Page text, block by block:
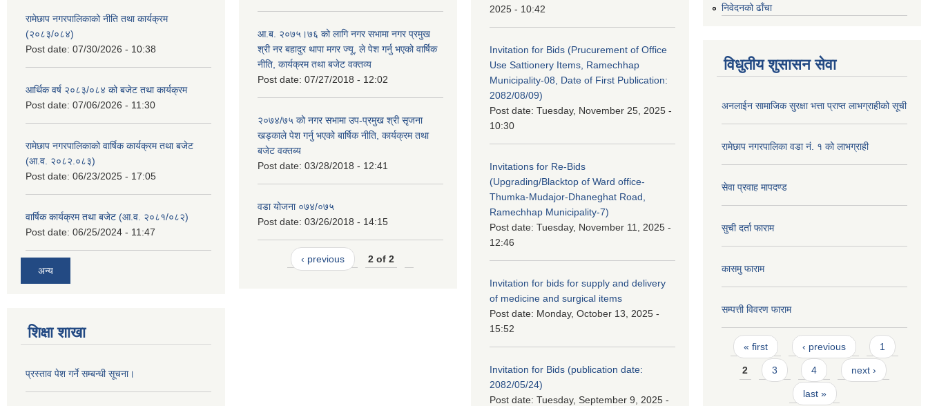
रामेछाप नगरपालिकाको नीति तथा कार्यक्रम
(२०८३/०८४)
Post date: 07/30/2026 - 10:38
आर्थिक वर्ष २०८३/०८४ को बजेट तथा कार्यक्रम
Post date: 07/06/2026 - 11:30
रामेछाप नगरपालिकाको वार्षिक कार्यक्रम तथा बजेट
(आ.व. २०८२.०८३)
Post date: 06/23/2025 - 17:05
वार्षिक कार्यक्रम तथा बजेट (आ.व. २०८१/०८२)
Post date: 06/25/2024 - 11:47
अन्य
शिक्षा शाखा
प्रस्ताव पेश गर्ने सम्बन्धी सूचना।
आ.ब. २०७५।७६ को लागि नगर सभामा नगर प्रमुख
श्री नर बहादुर थापा मगर ज्यू, ले पेश गर्नु भएको वार्षिक
नीति, कार्यक्रम तथा बजेट वक्तव्य
Post date: 07/27/2018 - 12:02
२०७४/७५ को नगर सभामा उप-प्रमुख श्री सृजना
खड्काले पेश गर्नु भएको बार्षिक नीति, कार्यक्रम तथा
बजेट वक्तब्य
Post date: 03/28/2018 - 12:41
वडा योजना ०७४/०७५
Post date: 03/26/2018 - 14:15
‹ previous 2 of 2
2025 - 10:42
Invitation for Bids (Prucurement of Office
Use Sattionery Items, Ramechhap
Municipality-08, Date of First Publication:
2082/08/09)
Post date: Tuesday, November 25, 2025 -
10:30
Invitations for Re-Bids
(Upgrading/Blacktop of Ward office-
Thumka-Mudajor-Dhaneghat Road,
Ramechhap Municipality-7)
Post date: Tuesday, November 11, 2025 -
12:46
Invitation for bids for supply and delivery
of medicine and surgical items
Post date: Monday, October 13, 2025 -
15:52
Invitation for Bids (publication date:
2082/05/24)
Post date: Tuesday, September 9, 2025 -
निवेदनको ढाँचा
विधुतीय शुसासन सेवा
अनलाईन सामाजिक सुरक्षा भत्ता प्राप्त लाभग्राहीको सूची
रामेछाप नगरपालिका वडा नं. १ को लाभग्राही
सेवा प्रवाह मापदण्ड
सुची दर्ता फाराम
कासमु फाराम
सम्पत्ती विवरण फाराम
Pages
« first ‹ previous 1
2 3 4 next ›
last »